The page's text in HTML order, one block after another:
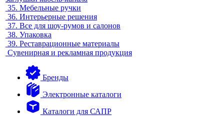
35. Мебельные ручки
36. Интерьерные решения
37. Все для шоу-румов и салонов
38. Упаковка
39. Реставрационные материалы
Сувенирная и рекламная продукция
Бренды
Электронные каталоги
Каталоги для САПР